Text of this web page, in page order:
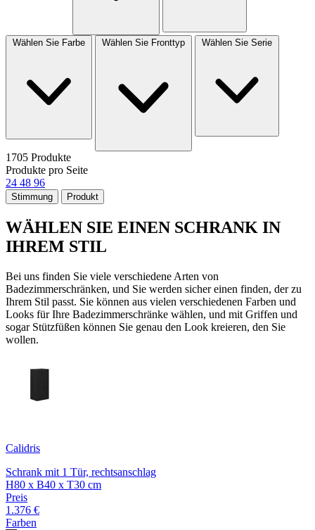
Wählen Sie Farbe Wählen Sie Fronttyp Wählen Sie Serie
1705 Produkte
Produkte pro Seite
24 48 96
Stimmung Produkt
WÄHLEN SIE EINEN SCHRANK IN
IHREM STIL
Bei uns finden Sie viele verschiedene Arten von
Badezimmerschränken, und Sie werden sicher einen finden, der zu
Ihrem Stil passt. Sie können aus vielen verschiedenen Farben und
Looks für Ihre Badezimmerschränke wählen, und mit Griffen und
sogar Stützfüßen können Sie genau den Look kreieren, den Sie
wollen.
Calidris
Schrank mit 1 Tür, rechtsanschlag
H80 x B40 x T30 cm
Preis
1.376 €
Farben